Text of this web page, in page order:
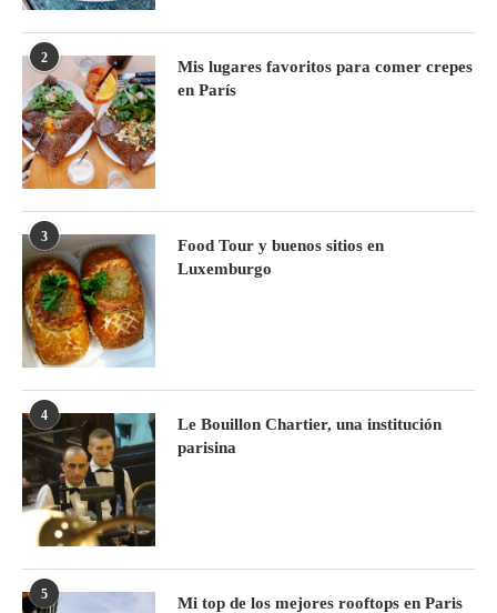
2
Mis lugares favoritos para comer crepes
en París
3
Food Tour y buenos sitios en
Luxemburgo
4
Le Bouillon Chartier, una institución
parisina
5
Mi top de los mejores rooftops en Paris